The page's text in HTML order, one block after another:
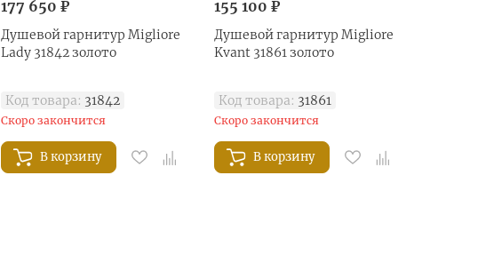
177 650 ₽
Душевой гарнитур Migliore
Lady 31842 золото
Код товара: 31842
Скоро закончится
В корзину
155 100 ₽
Душевой гарнитур Migliore
Kvant 31861 золото
Код товара: 31861
Скоро закончится
В корзину